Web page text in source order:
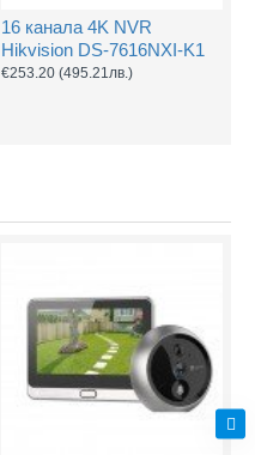
16 канала 4K NVR
Hikvision DS-7616NXI-K1
€253.20 (495.21лв.)